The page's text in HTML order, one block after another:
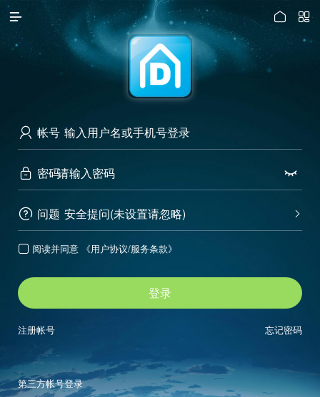
访问电脑版
 

 帐号
 密码 
 问题 
安全提问(未设置请忽略)
 阅读并同意 《用户协议/服务条款》
登录
忘记密码
注册帐号
第三方帐号登录